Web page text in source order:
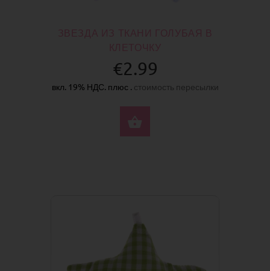
€2.99
вкл. 19% НДС. плюс . стоимость пересылки